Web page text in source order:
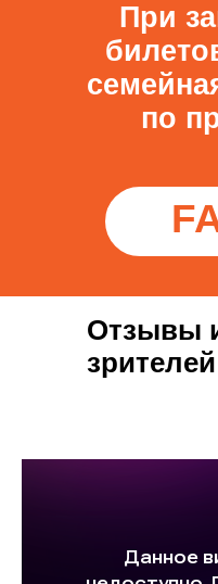
При
по
Отзывы
зрителей